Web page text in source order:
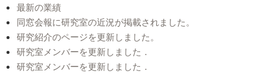
最新の業績
同窓会報に研究室の近況が掲載されました。
研究紹介のページを更新しました。
研究室メンバーを更新しました．
研究室メンバーを更新しました．